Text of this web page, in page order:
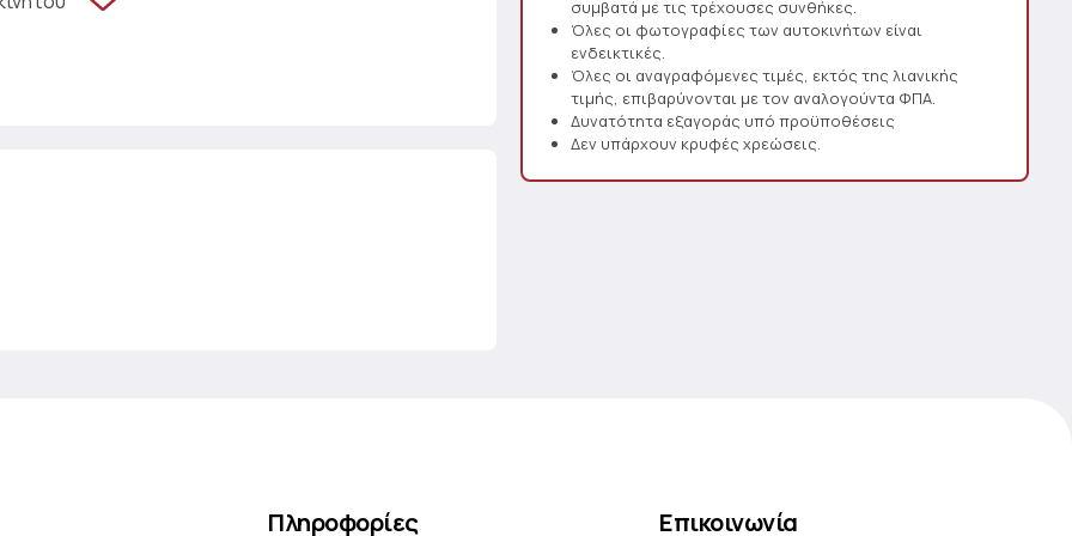
συμβατά με τις τρέχουσες συνθήκες.
Όλες οι φωτογραφίες των αυτοκινήτων είναι
ενδεικτικές.
Όλες οι αναγραφόμενες τιμές, εκτός της λιανικής
τιμής, επιβαρύνονται με τον αναλογούντα ΦΠΑ.
Δυνατότητα εξαγοράς υπό προϋποθέσεις
Δεν υπάρχουν κρυφές χρεώσεις.
Πληροφορίες Επικοινωνία